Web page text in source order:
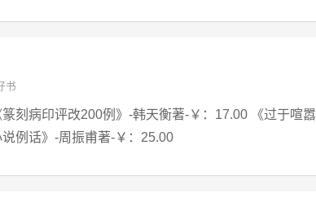
书
刻病印评改200例》-韩天衡著-￥：17.00 《过于喧嚣
例话》-周振甫著-￥：25.00